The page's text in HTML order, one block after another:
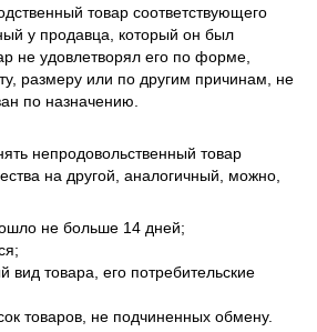
товар соответствующего
у продавца, который он был
не удовлетворял его по форме,
размеру или по другим причинам, не
по назначению.
непродовольственный товар
на другой, аналогичный, можно,
не больше 14 дней;
вид товара, его потребительские
товаров, не подчиненных обмену.